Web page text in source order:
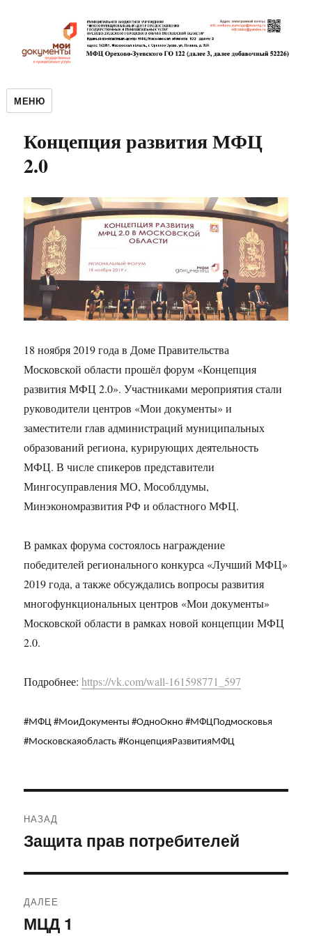
МЕНЮ
Концепция развития МФЦ
2.0
18 ноября 2019 года в Доме Правительства
Московской области прошёл форум «Концепция
развития МФЦ 2.0». Участниками мероприятия стали
руководители центров «Мои документы» и
заместители глав администраций муниципальных
образований региона, курирующих деятельность
МФЦ. В числе спикеров представители
Мингосуправления МО, Мособлдумы,
Минэкономразвития РФ и областного МФЦ.
В рамках форума состоялось награждение
победителей регионального конкурса «Лучший МФЦ»
2019 года, а также обсуждались вопросы развития
многофункциональных центров «Мои документы»
Московской области в рамках новой концепции МФЦ
2.0.
Подробнее:https://vk.com/wall-161598771_597
#МФЦ #МоиДокументы #ОдноОкно #МФЦПодмосковья
#Московскаяобласть #КонцепцияРазвитияМФЦ
по
НАЗАД
Предыдущая
Защита прав потребителей
ДАЛЕЕ
Следующая
МЦД 1